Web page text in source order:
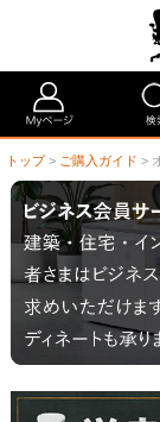
トップ> ご購入ガイド >